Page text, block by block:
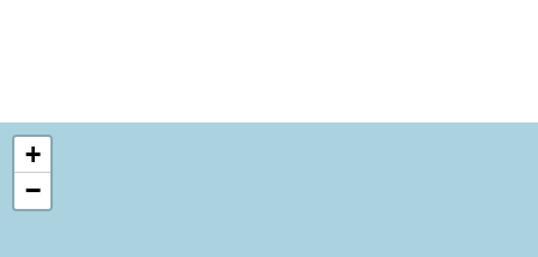
+
−